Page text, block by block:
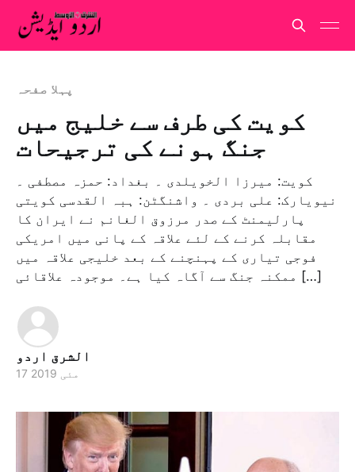
پہلا صفحہ
کویت کی طرف سے خلیج میں
جنگ ہونے کی ترجیحات
کویت: میرزا الخویلدی ۔ بغداد: حمزہ مصطفی ۔
نیویارک: علی بردی ۔ واشنگٹن: ہبہ القدسی کویتی
پارلیمنٹ کے صدر مرزوق الغانم نے ایران کا
مقابلہ کرنے کے لئے علاقہ کے پانی میں امریکی
فوجی تیاری کے پہنچنے کے بعد خلیجی علاقہ میں
ممکنہ جنگ سے آگاہ کیا ہے۔ موجودہ علاقائی […]
الشرق اردو
17 مئی 2019